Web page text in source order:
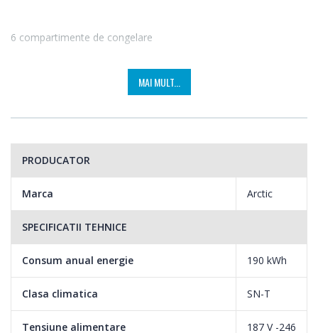
6 compartimente de congelare
Cele 6 sertare ale congelatorului permit manipularea si
depozitarea usoara a produselor congelate. Pentru o congelare
sau chiar inghetata au locul lor in acest congelator.
MAI MULT...
PRODUCATOR
Marca Arctic
SPECIFICATII TEHNICE
Consum anual energie 190 kWh
Clasa climatica SN-T
Tensiune alimentare 187 V -246